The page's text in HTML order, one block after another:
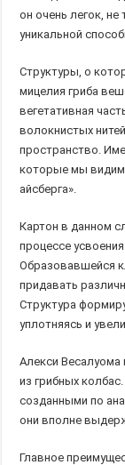
он очень легок, не
уникальной
Структуры, о
мицелия гриба
вегетативная
волокнистых
пространство.
которые мы видим
айсберга».
Картон в данном
процессе
Образовавшейся
придавать
Структура
уплотняясь и
Алекси Весалуома
из грибных
созданными по
они вполне
Главное